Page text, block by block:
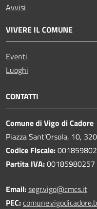
Avvisi
VIVERE IL COMUNE
Eventi
Luoghi
CONTATTI
Comune di Vigo di Cadore
Piazza Sant'Orsola, 10,
Codice Fiscale:
Partita IVA:00185980257
Email:segr.vigo@cmcs.it
PEC: